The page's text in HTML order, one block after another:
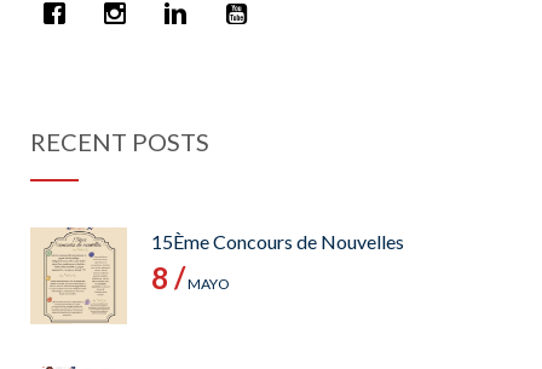
RECENT POSTS
15Ème Concours de Nouvelles
8 /MAYO